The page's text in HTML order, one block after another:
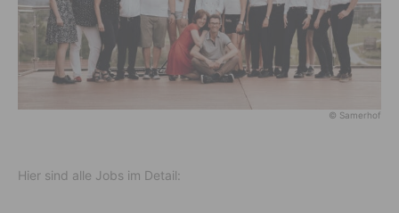
© Samerhof
Hier sind alle Jobs im Detail: